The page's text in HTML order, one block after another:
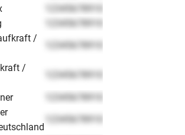
12345678910
12345678910
/
12345678910
/
12345678910
12345678910
12345678910